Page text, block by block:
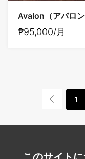
Avalon（アバロ
₱95,000/月
1